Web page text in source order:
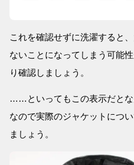
これを確認せずに洗濯すると
ないことになってしまう可能
り確認しましょう。
……といってもこの表示だとな
なので実際のジャケットにつ
ましょう。